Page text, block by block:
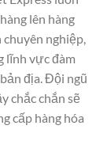
lên hàng
nghiệp,
lĩnh vực đàm
địa. Đội ngũ
chắc chắn sẽ
cấp hàng hóa